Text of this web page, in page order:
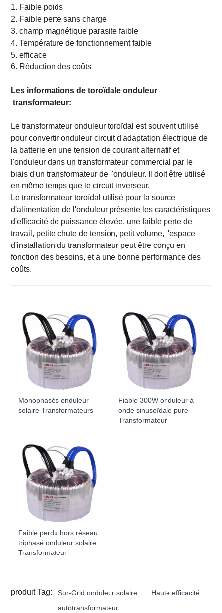
1. Faible poids
2. Faible perte sans charge
3. champ magnétique parasite faible
4. Température de fonctionnement faible
5. efficace
6. Réduction des coûts
Les informations detoroïdaleonduleur
transformateur:
Le transformateur onduleur toroïdal est souvent utilisé
pour convertir onduleur circuit d'adaptation électrique de
la batterie en une tension de courant alternatif et
l'onduleur dans un transformateur commercial par le
biais d'un transformateur de l'onduleur. Il doit être utilisé
en même temps que le circuit inverseur.
Le transformateur toroïdal utilisé pour la source
d'alimentation de l'onduleur présente les caractéristiques
d'efficacité de puissance élevée, une faible perte de
travail, petite chute de tension, petit volume, l'espace
d'installation du transformateur peut être conçu en
fonction des besoins, et a une bonne performance des
coûts.
Monophasés onduleur
solaire Transformateurs
Fiable 300W onduleur à
onde sinusoïdale pure
Transformateur
Faible perdu hors réseau
triphasé onduleur solaire
Transformateur
produit Tag: Sur-Grid onduleur solaire
Haute efficacité
autotransformateur